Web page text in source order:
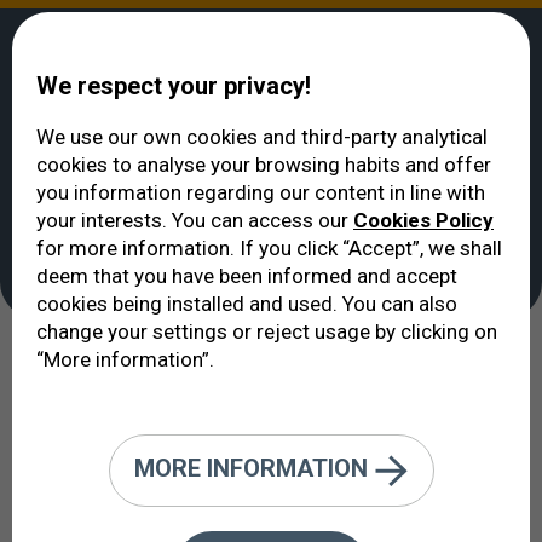
Unités cliniques Unité d’optométrie clinique
Unité d’optométrie
clinique
Une équipe technique fondamentale
L'optométrie clinique est la spécialité qui étudie l'œil
et la vision du point de vue optique. Lagraduation
We respect your privacy!
We use our own cookies and third-party analytical
cookies to analyse your browsing habits and offer
you information regarding our content in line with
your interests. You can access our Cookies Policy
for more information. If you click “Accept”, we shall
deem that you have been informed and accept
cookies being installed and used. You can also
change your settings or reject usage by clicking on
“More information”.
MORE INFORMATION